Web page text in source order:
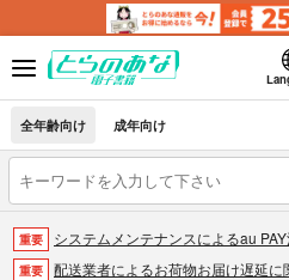
全年齢向け 成年向け
重要 システムメンテナンスによるau PAY決
重要 配送業者によるお荷物お届け遅延に